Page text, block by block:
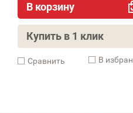
В корзину
Купить в 1 клик
Cравнить В